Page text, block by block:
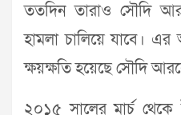
ততদিন তারাও সৌদি
হামলা চালিয়ে যাবে।
ক্ষয়ক্ষতি হয়েছে সৌদি
২০১৫ সালের মার্চ থেকে